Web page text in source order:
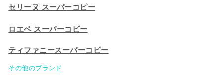
セリーヌ スーパーコピー​
ロエベ スーパーコピー
ティファニースーパーコピー
その他のブランド